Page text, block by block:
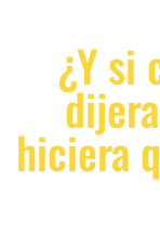
¿Y si
hiciera